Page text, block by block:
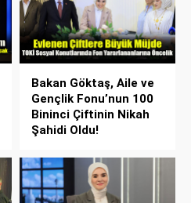
Bakan Göktaş, Aile ve
Gençlik Fonu’nun 100
Bininci Çiftinin Nikah
Şahidi Oldu!